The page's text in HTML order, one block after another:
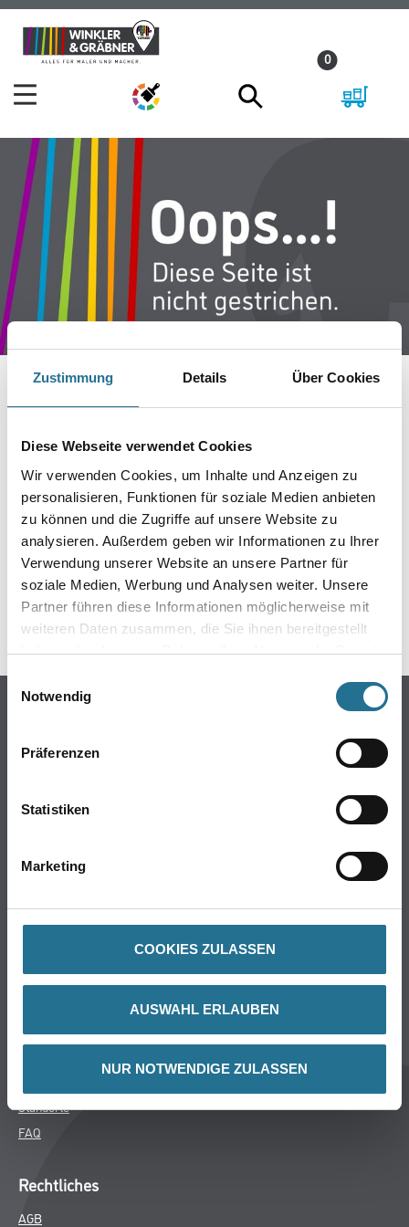
Zustimmung Details Über Cookies
Diese Webseite verwendet Cookies
Wir verwenden Cookies, um Inhalte und Anzeigen zu
personalisieren, Funktionen für soziale Medien anbieten
zu können und die Zugriffe auf unsere Website zu
analysieren. Außerdem geben wir Informationen zu Ihrer
Verwendung unserer Website an unsere Partner für
soziale Medien, Werbung und Analysen weiter. Unsere
Partner führen diese Informationen möglicherweise mit
weiteren Daten zusammen, die Sie ihnen bereitgestellt
haben oder die sie im Rahmen Ihrer Nutzung der Dienste
Einwilligungsauswahl
Notwendig
Präferenzen
Statistiken
Marketing
COOKIES ZULASSEN
AUSWAHL ERLAUBEN
NUR NOTWENDIGE ZULASSEN
Zum
Inhalt
Zum
Navigationsmenü
0
IST AUFGETRETEN
Keine Sorge, wir pinseln schon an der Lösung und
werden das Problem so schnell wie möglich beheben.
Erkunden Sie in der Zwischenzeit unseren Online-Shop
und lassen Sie sich inspirieren.
ZURÜCK ZUM ONLINE-SHOP
Online-Shop
Putze- und Spachtelmassen
Wand- & Deckenbeläge
Winkler & Gräbner
Services
Standorte
FAQ
Rechtliches
AGB